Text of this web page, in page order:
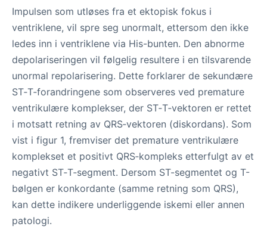
Impulsen som utløses fra et ektopisk fokus i
ventriklene, vil spre seg unormalt, ettersom den ikke
ledes inn i ventriklene via His-bunten. Den abnorme
depolariseringen vil følgelig resultere i en tilsvarende
unormal repolarisering. Dette forklarer de sekundære
ST‑T‑forandringene som observeres ved premature
ventrikulære komplekser, der ST‑T‑vektoren er rettet
i motsatt retning av QRS‑vektoren (diskordans). Som
vist i figur 1, fremviser det premature ventrikulære
komplekset et positivt QRS‑kompleks etterfulgt av et
negativt ST‑T‑segment. Dersom ST-segmentet og T-
bølgen er konkordante (samme retning som QRS),
kan dette indikere underliggende iskemi eller annen
patologi.